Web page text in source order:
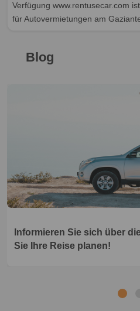
Verfügung www.rentusecar.com
für Autovermietungen am
Blog
Informieren Sie sich über
Sie Ihre Reise planen!